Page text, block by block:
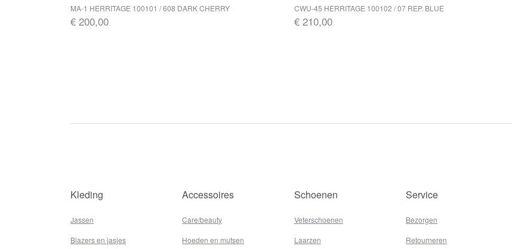
MA-1 HERRITAGE 100101 / 608 DARK CHERRY
€ 200,00
CWU-45 HERRITAGE 100102 / 07 REP. BLUE
€ 210,00
Kleding
Jassen
Blazers en jasjes
Accessoires
Care/beauty
Hoeden en mutsen
Schoenen
Veterschoenen
Laarzen
Service
Bezorgen
Retourneren